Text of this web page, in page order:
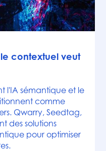
contextuel veut
l'IA sémantique et le
comme
Qwarry, Seedtag,
des solutions
pour optimiser